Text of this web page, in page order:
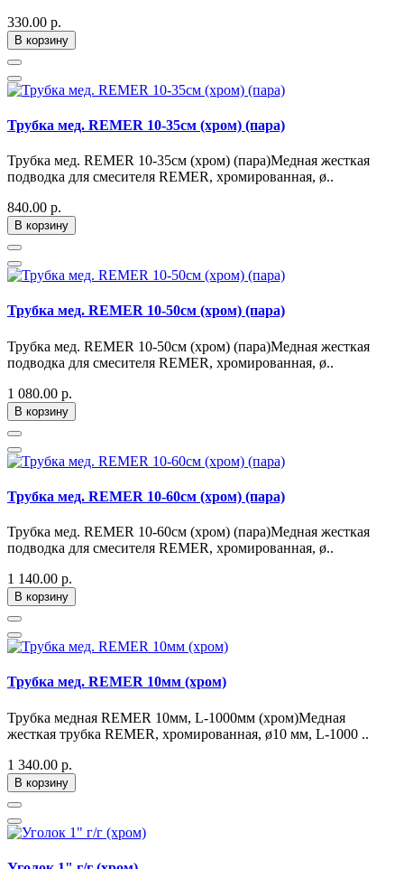
330.00 р.
В корзину
Трубка мед. REMER 10-35см (хром) (пара)
Трубка мед. REMER 10-35см (хром) (пара)Медная жесткая
подводка для смесителя REMER, хромированная, ø..
840.00 р.
В корзину
Трубка мед. REMER 10-50см (хром) (пара)
Трубка мед. REMER 10-50см (хром) (пара)Медная жесткая
подводка для смесителя REMER, хромированная, ø..
1 080.00 р.
В корзину
Трубка мед. REMER 10-60см (хром) (пара)
Трубка мед. REMER 10-60см (хром) (пара)Медная жесткая
подводка для смесителя REMER, хромированная, ø..
1 140.00 р.
В корзину
Трубка мед. REMER 10мм (хром)
Трубка медная REMER 10мм, L-1000мм (хром)Медная
жесткая трубка REMER, хромированная, ø10 мм, L-1000 ..
1 340.00 р.
В корзину